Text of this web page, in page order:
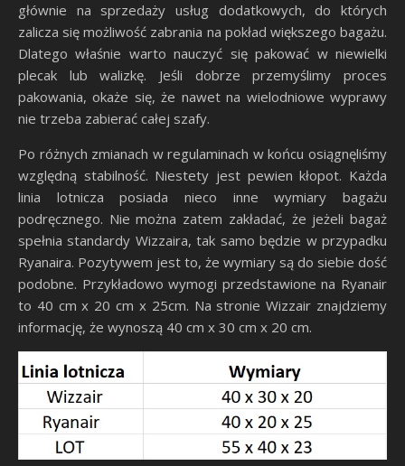
głównie na sprzedaży usług dodatkowych, do których
zalicza się możliwość zabrania na pokład większego bagażu.
Dlatego właśnie warto nauczyć się pakować w niewielki
plecak lub walizkę. Jeśli dobrze przemyślimy proces
pakowania, okaże się, że nawet na wielodniowe wyprawy
nie trzeba zabierać całej szafy.
Po różnych zmianach w regulaminach w końcu osiągnęliśmy
względną stabilność. Niestety jest pewien kłopot. Każda
linia lotnicza posiada nieco inne wymiary bagażu
podręcznego. Nie można zatem zakładać, że jeżeli bagaż
spełnia standardy Wizzaira, tak samo będzie w przypadku
Ryanaira. Pozytywem jest to, że wymiary są do siebie dość
podobne. Przykładowo wymogi przedstawione na Ryanair
to 40 cm x 20 cm x 25cm. Na stronie Wizzair znajdziemy
informację, że wynoszą 40 cm x 30 cm x 20 cm.